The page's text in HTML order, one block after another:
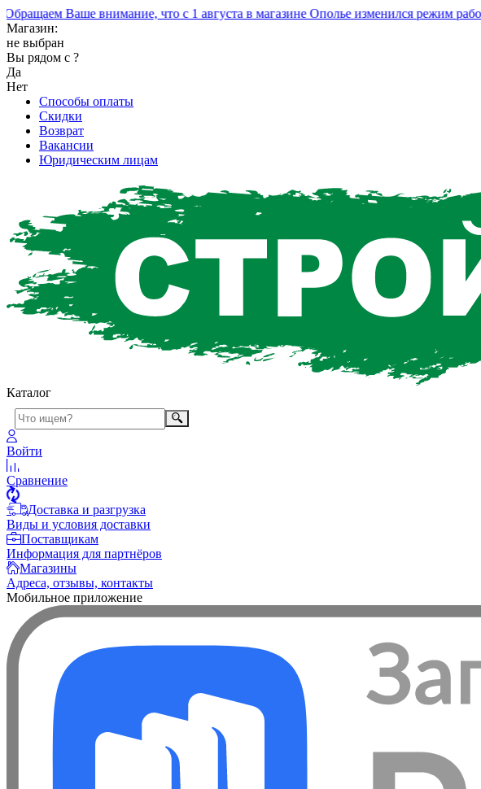
Ваше внимание, что с 1 августа в магазине Ополье изменился режим работы.
Магазин:
не выбран
Вы рядом с ?
Да
Нет
Способы оплаты
Скидки
Возврат
Вакансии
Юридическим лицам
Каталог
Войти
Сравнение
Доставка и разгрузка
Виды и условия доставки
Поставщикам
Информация для партнёров
Магазины
Адреса, отзывы, контакты
Мобильное приложение